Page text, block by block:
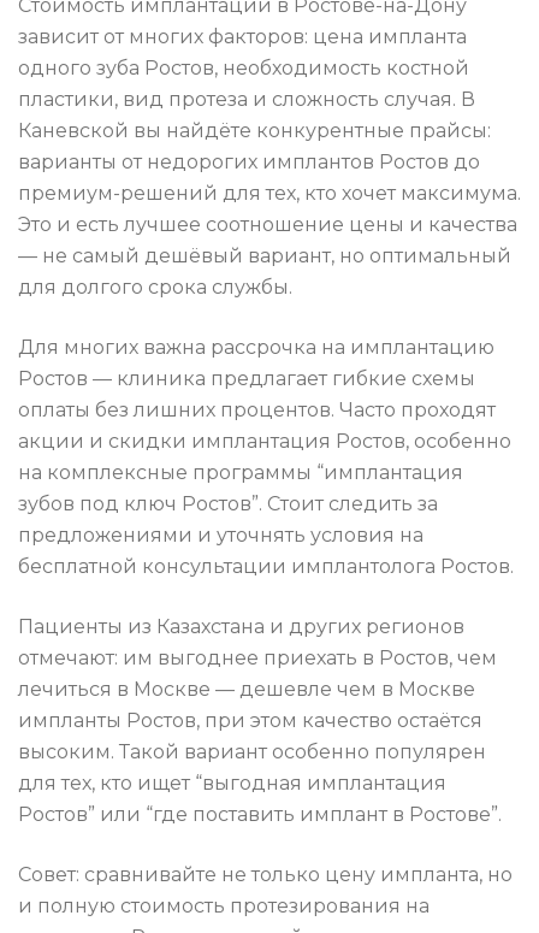
Стоимость имплантации в Ростове-на-Дону
зависит от многих факторов: цена импланта
одного зуба Ростов, необходимость костной
пластики, вид протеза и сложность случая. В
Каневской вы найдёте конкурентные прайсы:
варианты от недорогих имплантов Ростов до
премиум-решений для тех, кто хочет максимума.
Это и есть лучшее соотношение цены и качества
— не самый дешёвый вариант, но оптимальный
для долгого срока службы.
Для многих важна рассрочка на имплантацию
Ростов — клиника предлагает гибкие схемы
оплаты без лишних процентов. Часто проходят
акции и скидки имплантация Ростов, особенно
на комплексные программы “имплантация
зубов под ключ Ростов”. Стоит следить за
предложениями и уточнять условия на
бесплатной консультации имплантолога Ростов.
Пациенты из Казахстана и других регионов
отмечают: им выгоднее приехать в Ростов, чем
лечиться в Москве — дешевле чем в Москве
импланты Ростов, при этом качество остаётся
высоким. Такой вариант особенно популярен
для тех, кто ищет “выгодная имплантация
Ростов” или “где поставить имплант в Ростове”.
Совет: сравнивайте не только цену импланта, но
и полную стоимость протезирования на